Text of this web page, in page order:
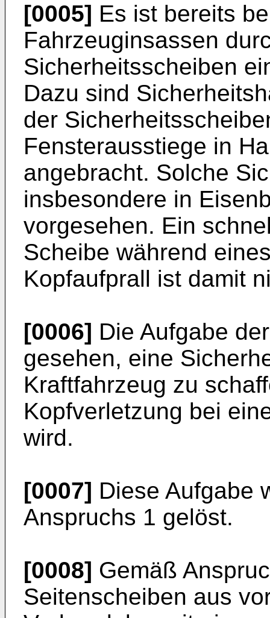
[0005] Es ist bereits
Fahrzeuginsassen
Sicherheitsscheiben
Dazu sind
der
Fensterausstiege in
angebracht. Solche
insbesondere in
vorgesehen. Ein
Scheibe während
Kopfaufprall ist damit
[0006] Die Aufgabe
gesehen, eine
Kraftfahrzeug zu
Kopfverletzung bei
wird.
[0007] Diese Aufgabe
Anspruchs 1 gelöst.
[0008] Gemäß
Seitenscheiben aus